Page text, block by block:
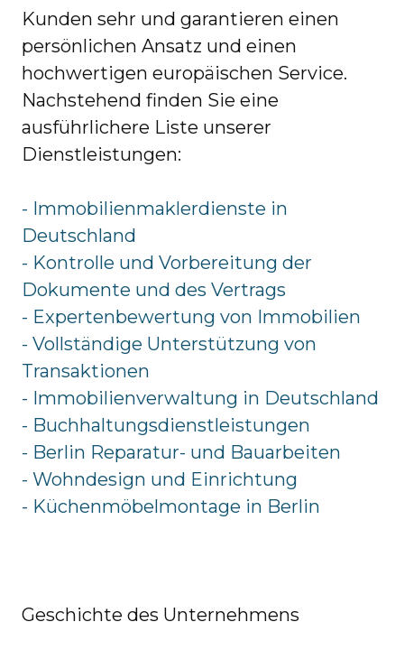
Kunden sehr und garantieren einen
persönlichen Ansatz und einen
hochwertigen europäischen Service.
Nachstehend finden Sie eine
ausführlichere Liste unserer
Dienstleistungen:
- Immobilienmaklerdienste in
Deutschland
- Kontrolle und Vorbereitung der
Dokumente und des Vertrags
- Expertenbewertung von Immobilien
- Vollständige Unterstützung von
Transaktionen
- Immobilienverwaltung in Deutschland
- Buchhaltungsdienstleistungen
- Berlin Reparatur- und Bauarbeiten
- Wohndesign und Einrichtung
- Küchenmöbelmontage in Berlin
Geschichte des Unternehmens